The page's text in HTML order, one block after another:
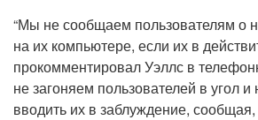
“Мы не сообщаем пользователям о
на их компьютере, если их в
прокомментировал Уэллс в
не загоняем пользователей в угол
вводить их в заблуждение,